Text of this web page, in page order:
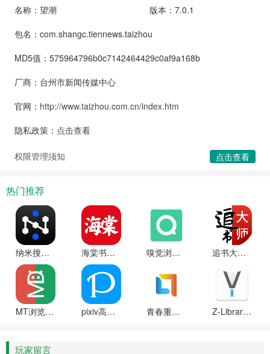
名称：望潮
版本：7.0.1
包名：com.shangc.tiennews.taizhou
MD5值：575964796b0c7142464429c0af9a168b
厂商：台州市新闻传媒中心
官网： http://www.taizhou.com.cn/index.htm
隐私政策： 点击查看
权限管理须知 点击查看
热门推荐
纳米搜索ai浏览器2025最新版本 海棠书城2025最新版本 嗅觉浏览器app下载安装 追书大师app下载官方最新版
MT浏览器app安卓版 pixiv高级功能解锁版 青春重庆最新版本 Z-Library手机版
玩家留言